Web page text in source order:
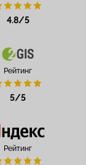
4.8/5
Рейтинг
5/5
Рейтинг